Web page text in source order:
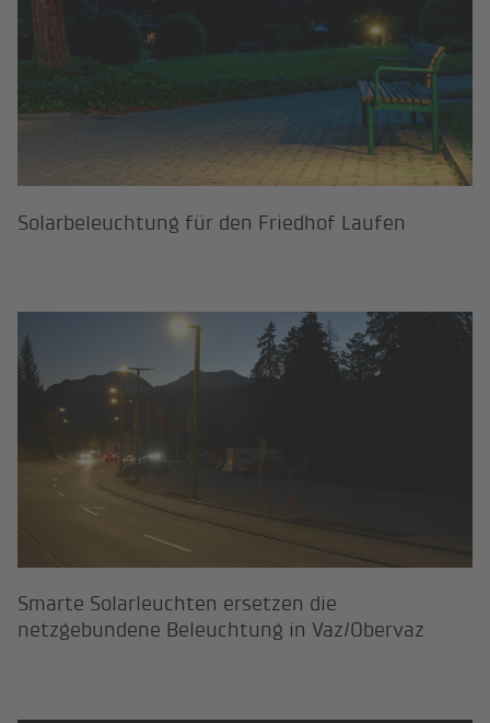
Solarbeleuchtung für den Friedhof Laufen
Smarte Solarleuchten ersetzen
Smarte Solarleuchten ersetzen die
netzgebundene Beleuchtung in Vaz/Obervaz